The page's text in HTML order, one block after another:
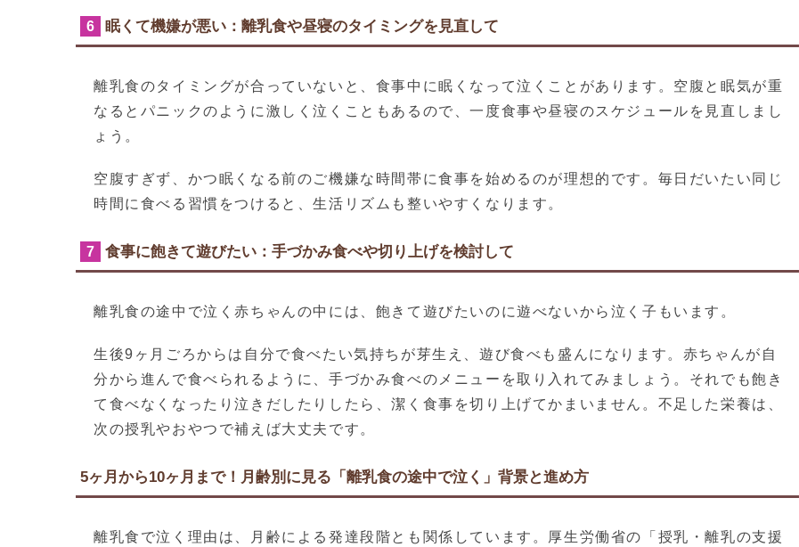
6 眠くて機嫌が悪い：離乳食や昼寝のタイミングを見直して
離乳食のタイミングが合っていないと、食事中に眠くなって泣くことがあります。空腹と眠気が重
なるとパニックのように激しく泣くこともあるので、一度食事や昼寝のスケジュールを見直しまし
ょう。
空腹すぎず、かつ眠くなる前のご機嫌な時間帯に食事を始めるのが理想的です。毎日だいたい同じ
時間に食べる習慣をつけると、生活リズムも整いやすくなります。
7 食事に飽きて遊びたい：手づかみ食べや切り上げを検討して
離乳食の途中で泣く赤ちゃんの中には、飽きて遊びたいのに遊べないから泣く子もいます。
生後9ヶ月ごろからは自分で食べたい気持ちが芽生え、遊び食べも盛んになります。赤ちゃんが自
分から進んで食べられるように、手づかみ食べのメニューを取り入れてみましょう。それでも飽き
て食べなくなったり泣きだしたりしたら、潔く食事を切り上げてかまいません。不足した栄養は、
次の授乳やおやつで補えば大丈夫です。
5ヶ月から10ヶ月まで！月齢別に見る「離乳食の途中で泣く」背景と進め方
離乳食で泣く理由は、月齢による発達段階とも関係しています。厚生労働省の「授乳・離乳の支援